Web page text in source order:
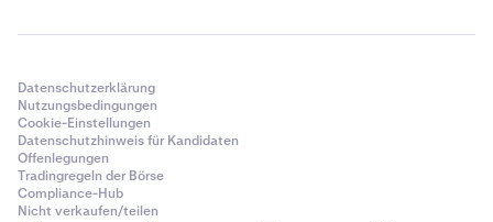
Datenschutzerklärung
Nutzungsbedingungen
Cookie-Einstellungen
Datenschutzhinweis für Kandidaten
Offenlegungen
Tradingregeln der Börse
Compliance-Hub
Nicht verkaufen/teilen